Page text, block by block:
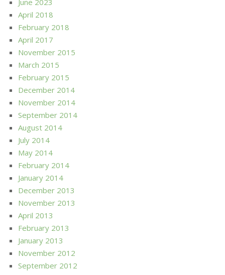
April 2018
February 2018
April 2017
November 2015
March 2015
February 2015
December 2014
November 2014
September 2014
August 2014
July 2014
May 2014
February 2014
January 2014
December 2013
November 2013
April 2013
February 2013
January 2013
November 2012
September 2012